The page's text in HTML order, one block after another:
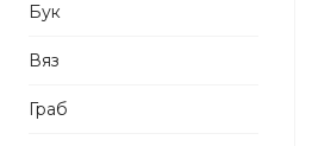
Бук
Вяз
Граб